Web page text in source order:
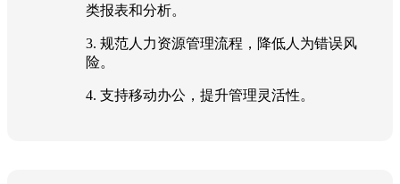
类报表和分析。
3. 规范人力资源管理流程，降低人为错误风
险。
4. 支持移动办公，提升管理灵活性。